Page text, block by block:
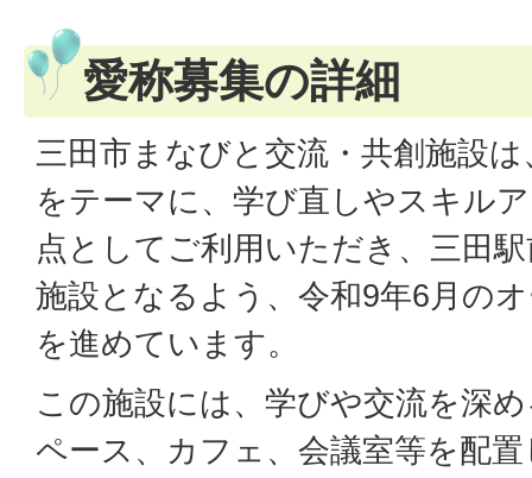
愛称募集の詳細
三田市まなびと交流・共創施設
をテーマに、学び直しやスキル
点としてご利用いただき、三田
施設となるよう、令和9年6月の
を進めています。
この施設には、学びや交流を深
ペース、カフェ、会議室等を配